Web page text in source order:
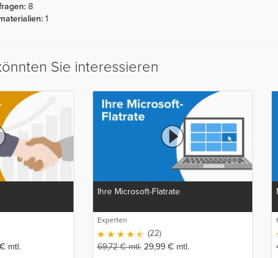
8
1
Sie interessieren
€ mtl.
Ihre Microsoft-Flatrate
Experten
(22)
69,72€mtl. 29,99 € mtl.